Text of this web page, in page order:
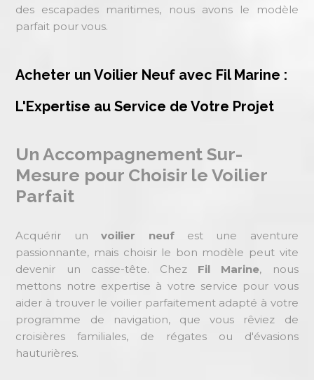
des escapades maritimes, nous avons le modèle
parfait pour vous.
Acheter un Voilier Neuf avec Fil Marine :
L'Expertise au Service de Votre Projet
Un Accompagnement Sur-
Mesure pour Choisir le Voilier
Parfait
Acquérir unvoilier neufest une aventure
passionnante, mais choisir le bon modèle peut vite
devenir un casse-tête. Chez Fil Marine, nous
mettons notre expertise à votre service pour vous
aider à trouver le voilier parfaitement adapté à votre
programme de navigation, que vous rêviez de
croisières familiales, de régates ou d'évasions
hauturières.